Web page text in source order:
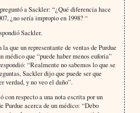
a Sackler: “¿Qué diferencia hace
¿no sería impropio en 1998? “
Sackler.
que un representante de ventas de Purdue
médico que “puede haber menos euforia”
“Realmente no sabemos lo que se
Sackler dijo que puede ser que
verdad, y no veo el daño”.
con respecto a una nota escrita por un
Purdue acerca de un médico: “Debo